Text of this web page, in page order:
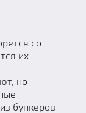
со
их
но
бункеров